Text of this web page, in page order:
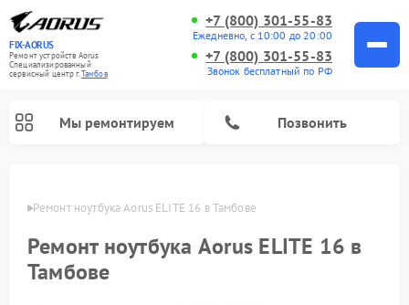
FIX-AORUS
Ремонт устройств Aorus
Специализированный
cервисный центр г.Тамбов
+7 (800) 301-55-83
Ежедневно, с 10:00 до 20:00
+7 (800) 301-55-83
Звонок бесплатный по РФ
Мы ремонтируем Позвонить
Ремонт ноутбука Aorus ELITE 16 в Тамбове
Ремонт ноутбука Aorus ELITE 16 в
Тамбове